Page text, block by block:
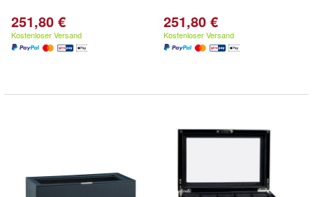
251,80 €
Kostenloser Versand
251,80 €
Kostenloser Versand